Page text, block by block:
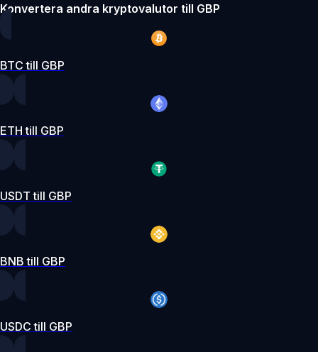
Konvertera andra kryptovalutor till GBP
BTC till GBP
ETH till GBP
USDT till GBP
BNB till GBP
USDC till GBP